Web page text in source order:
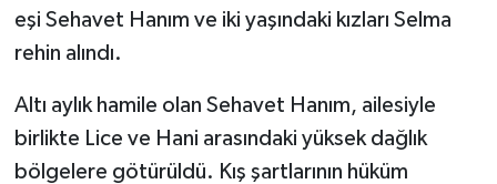
eşi Sehavet Hanım ve iki yaşındaki kızları Selma
rehin alındı.
Altı aylık hamile olan Sehavet Hanım, ailesiyle
birlikte Lice ve Hani arasındaki yüksek dağlık
bölgelere götürüldü. Kış şartlarının hüküm